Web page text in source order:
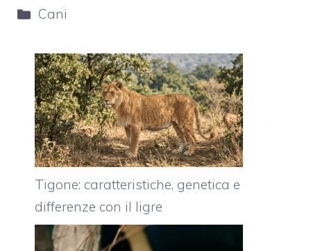
Categorie
Cani
Tigone: caratteristiche, genetica e
differenze con il ligre